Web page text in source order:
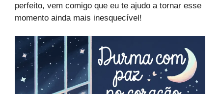
perfeito, vem comigo que eu te ajudo a tornar esse
momento ainda mais inesquecível!